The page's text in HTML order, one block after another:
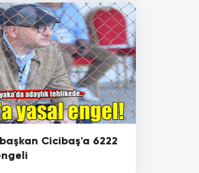
Cicibaş'a 6222